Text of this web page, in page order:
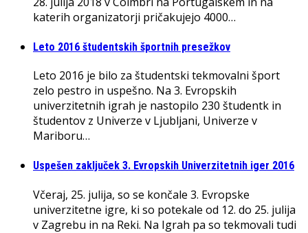
katerih organizatorji pričakujejo 4000…
Leto 2016 študentskih športnih presežkov
Leto 2016 je bilo za študentski tekmovalni šport
zelo pestro in uspešno. Na 3. Evropskih
univerzitetnih igrah je nastopilo 230 študentk in
študentov z Univerze v Ljubljani, Univerze v
Mariboru…
Uspešen zaključek 3. Evropskih Univerzitetnih iger 2016
Včeraj, 25. julija, so se končale 3. Evropske
univerzitetne igre, ki so potekale od 12. do 25. julija
v Zagrebu in na Reki. Na Igrah pa so tekmovali tudi